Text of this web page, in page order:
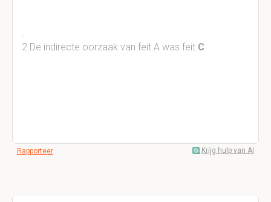
​.
2 De indirecte oorzaak van feit A was feit C
​.
Rapporteer Krijg hulp van AI